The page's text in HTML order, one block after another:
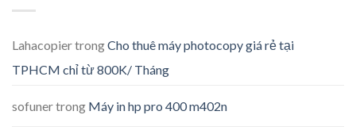
LahacopiertrongCho thuê máy photocopy giá rẻ tại
TPHCM chỉ từ 800K/ Tháng
sofunertrong Máy in hp pro 400 m402n